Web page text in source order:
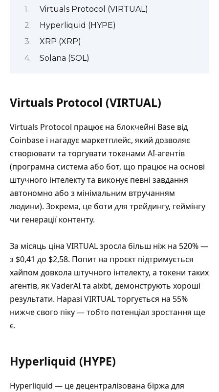
Virtuals Protocol (VIRTUAL)
Hyperliquid (HYPE)
XRP (XRP)
Solana (SOL)
Virtuals Protocol (VIRTUAL)
Virtuals Protocol працює на блокчейні Base від
Coinbase і нагадує маркетплейс, який дозволяє
створювати та торгувати токенами AI-агентів
(програмна система або бот, що працює на основі
штучного інтелекту та виконує певні завдання
автономно або з мінімальним втручанням
людини). Зокрема, це боти для трейдингу, геймінгу
чи генерації контенту.
За місяць ціна VIRTUAL зросла більш ніж на 520% —
з $0,41 до $2,58. Попит на проєкт підтримується
хайпом довкола штучного інтелекту, а токени таких
агентів, як VaderAI та aixbt, демонструють хороші
результати. Наразі VIRTUAL торгується на 55%
нижче свого піку — тобто потенціал зростання ще
є.
Hyperliquid (HYPE)
Hyperliquid — це децентралізована біржа для